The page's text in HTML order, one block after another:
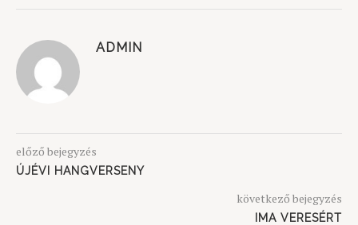
ADMIN
előző bejegyzés
ÚJÉVI HANGVERSENY
következő bejegyzés
IMA VERESÉRT